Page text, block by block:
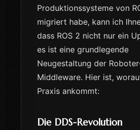
Produktionssysteme von
migriert habe, kann ich
dass ROS 2 nicht nur ein
es ist eine grundlegende
Neugestaltung der
Middleware. Hier ist,
Praxis ankommt:
Die DDS-Revolution